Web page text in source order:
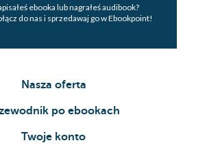
ebooka lub nagrałeś audibook?
do nas i sprzedawaj go w Ebookpoint!
Nasza oferta
po ebookach
Twoje konto